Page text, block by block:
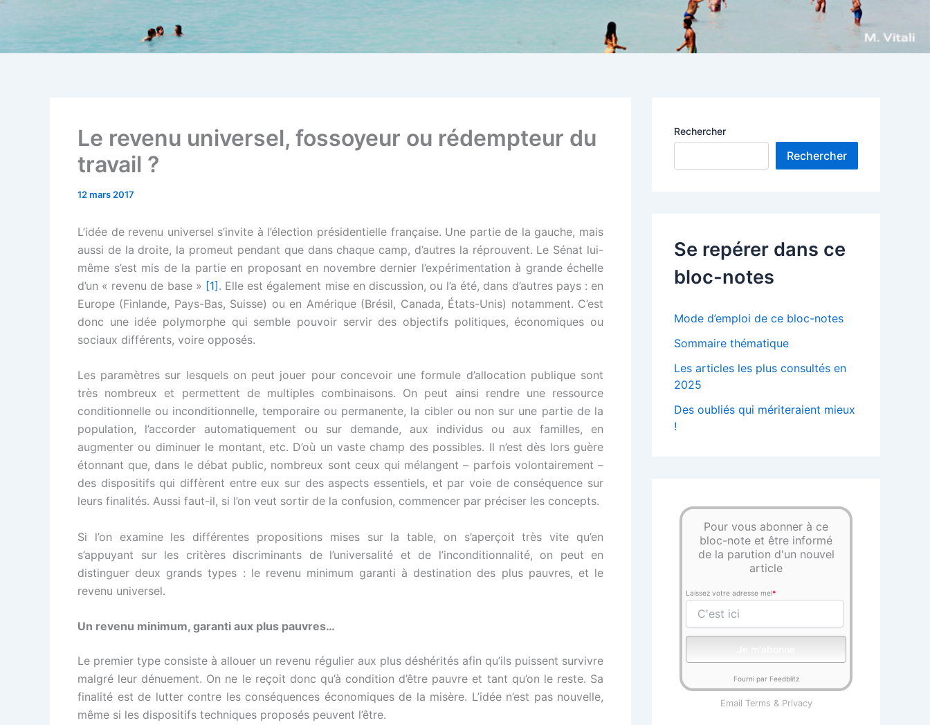
Le revenu universel, fossoyeur ou rédempteur du
travail ?
12 mars 2017
L’idée de revenu universel s’invite à l’élection présidentielle française. Une partie de la gauche, mais
aussi de la droite, la promeut pendant que dans chaque camp, d’autres la réprouvent. Le Sénat lui-
même s’est mis de la partie en proposant en novembre dernier l’expérimentation à grande échelle
d’un « revenu de base » [1]. Elle est également mise en discussion, ou l’a été, dans d’autres pays : en
Europe (Finlande, Pays-Bas, Suisse) ou en Amérique (Brésil, Canada, États-Unis) notamment. C’est
donc une idée polymorphe qui semble pouvoir servir des objectifs politiques, économiques ou
sociaux différents, voire opposés.
Les paramètres sur lesquels on peut jouer pour concevoir une formule d’allocation publique sont
très nombreux et permettent de multiples combinaisons. On peut ainsi rendre une ressource
conditionnelle ou inconditionnelle, temporaire ou permanente, la cibler ou non sur une partie de la
population, l’accorder automatiquement ou sur demande, aux individus ou aux familles, en
augmenter ou diminuer le montant, etc. D’où un vaste champ des possibles. Il n’est dès lors guère
étonnant que, dans le débat public, nombreux sont ceux qui mélangent – parfois volontairement –
des dispositifs qui diffèrent entre eux sur des aspects essentiels, et par voie de conséquence sur
leurs finalités. Aussi faut-il, si l’on veut sortir de la confusion, commencer par préciser les concepts.
Si l’on examine les différentes propositions mises sur la table, on s’aperçoit très vite qu’en
s’appuyant sur les critères discriminants de l’universalité et de l’inconditionnalité, on peut en
distinguer deux grands types : le revenu minimum garanti à destination des plus pauvres, et le
revenu universel.
Un revenu minimum, garanti aux plus pauvres…
Le premier type consiste à allouer un revenu régulier aux plus déshérités afin qu’ils puissent survivre
malgré leur dénuement. On ne le reçoit donc qu’à condition d’être pauvre et tant qu’on le reste. Sa
finalité est de lutter contre les conséquences économiques de la misère. L’idée n’est pas nouvelle,
même si les dispositifs techniques proposés peuvent l’être.
Rechercher
Rechercher
Se repérer dans ce
bloc-notes
Mode d’emploi de ce bloc-notes
Sommaire thématique
Les articles les plus consultés en
2025
Des oubliés qui mériteraient mieux
!
Pour vous abonner à ce
bloc-note et être informé
de la parution d'un nouvel
article
Laissez votre adresse mel*
Fourni par Feedblitz
Email Terms & Privacy